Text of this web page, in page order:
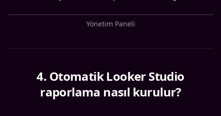
Yönetim Paneli
4. Otomatik Looker Studio
raporlama nasıl kurulur?